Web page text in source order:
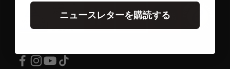
ニュースレターを購読する